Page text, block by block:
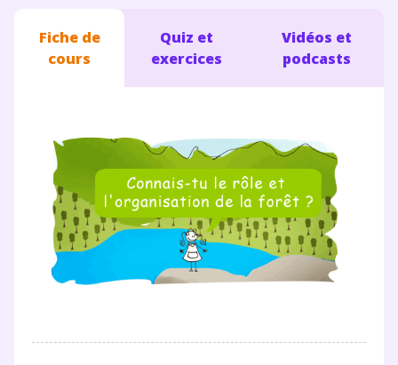
Fiche de
cours
Quiz et
exercices
Vidéos et
podcasts